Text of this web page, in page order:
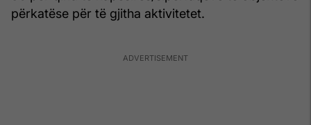
përkatëse për të gjitha aktivitetet.